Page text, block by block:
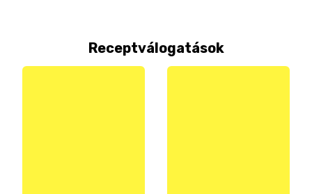
Receptválogatások